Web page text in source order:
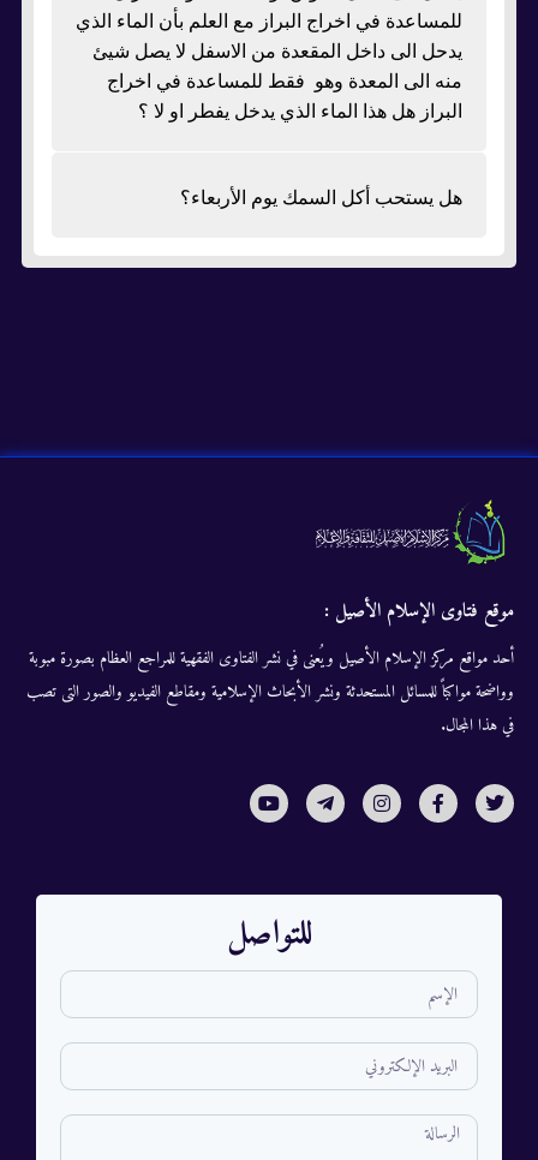
للمساعدة في اخراج البراز مع العلم بأن الماء الذي
يدحل الى داخل المقعدة من الاسفل لا يصل شيئ
منه الى المعدة وهو فقط للمساعدة في اخراج
البراز هل هذا الماء الذي يدخل يفطر او لا ؟
هل يستحب أكل السمك يوم الأربعاء؟
موقع فتاوى الإسلام الأصيل :
أحد مواقع مركز الإسلام الأصيل ويُعنى في نشر الفتاوى الفقهية للمراجع العظام بصورة مبوبة
وواضحة مواكباً للمسائل المستحدثة ونشر الأبحاث الإسلامية ومقاطع الفيديو والصور التى تصب
في هذا المجال.
للتواصل